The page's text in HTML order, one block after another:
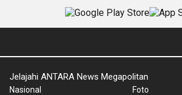
Jelajahi ANTARA News Megapolitan
Nasional
Foto